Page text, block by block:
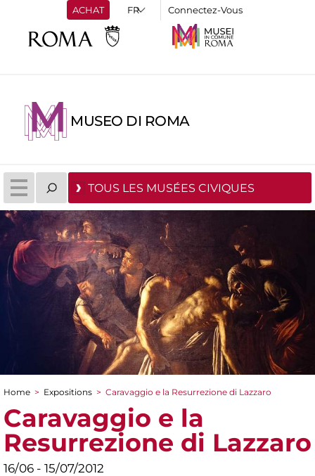
ACHAT Connectez-Vous
MUSEO DI ROMA
TOUS LES MUSÉES CIVIQUES
You are here
Home > Expositions > Caravaggio e la Resurrezione di Lazzaro
Caravaggio e la
Resurrezione di Lazzaro
16/06 - 15/07/2012